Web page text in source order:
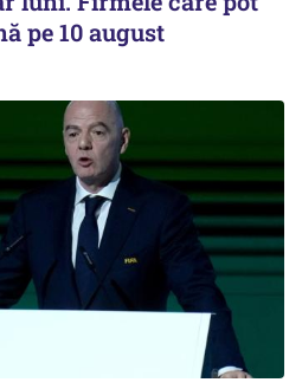
pe 10 august